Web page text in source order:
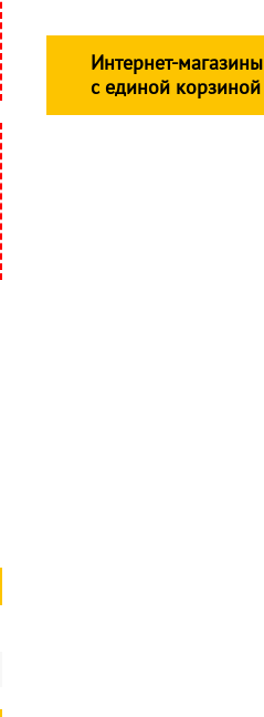
Интернет-магазины
с единой корзиной